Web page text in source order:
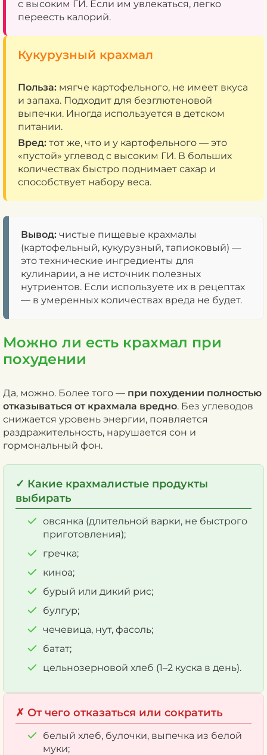
с высоким ГИ. Если им увлекаться, легко
переесть калорий.
Кукурузный крахмал
Польза: мягче картофельного, не имеет вкуса
и запаха. Подходит для безглютеновой
выпечки. Иногда используется в детском
питании.
Вред: тот же, что и у картофельного — это
«пустой» углевод с высоким ГИ. В больших
количествах быстро поднимает сахар и
способствует набору веса.
Вывод: чистые пищевые крахмалы
(картофельный, кукурузный, тапиоковый) —
это технические ингредиенты для
кулинарии, а не источник полезных
нутриентов. Если используете их в рецептах
— в умеренных количествах вреда не будет.
Можно ли есть крахмал при
похудении
Да, можно. Более того — при похудении полностью
отказываться от крахмала вредно. Без углеводов
снижается уровень энергии, появляется
раздражительность, нарушается сон и
гормональный фон.
✓ Какие крахмалистые продукты
выбирать
овсянка (длительной варки, не быстрого
приготовления);
гречка;
киноа;
бурый или дикий рис;
булгур;
чечевица, нут, фасоль;
батат;
цельнозерновой хлеб (1–2 куска в день).
✗ От чего отказаться или сократить
белый хлеб, булочки, выпечка из белой
муки;